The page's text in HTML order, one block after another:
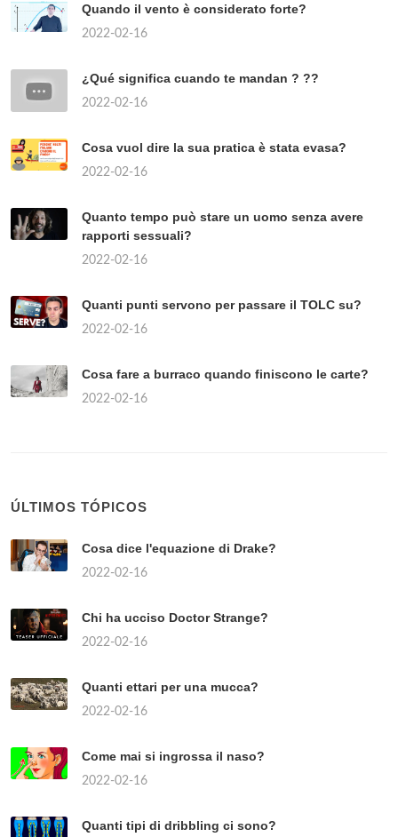
Quando il vento è considerato forte?
2022-02-16
¿Qué significa cuando te mandan ? ??
2022-02-16
Cosa vuol dire la sua pratica è stata evasa?
2022-02-16
Quanto tempo può stare un uomo senza avere
rapporti sessuali?
2022-02-16
Quanti punti servono per passare il TOLC su?
2022-02-16
Cosa fare a burraco quando finiscono le carte?
2022-02-16
ÚLTIMOS TÓPICOS
Cosa dice l'equazione di Drake?
2022-02-16
Chi ha ucciso Doctor Strange?
2022-02-16
Quanti ettari per una mucca?
2022-02-16
Come mai si ingrossa il naso?
2022-02-16
Quanti tipi di dribbling ci sono?